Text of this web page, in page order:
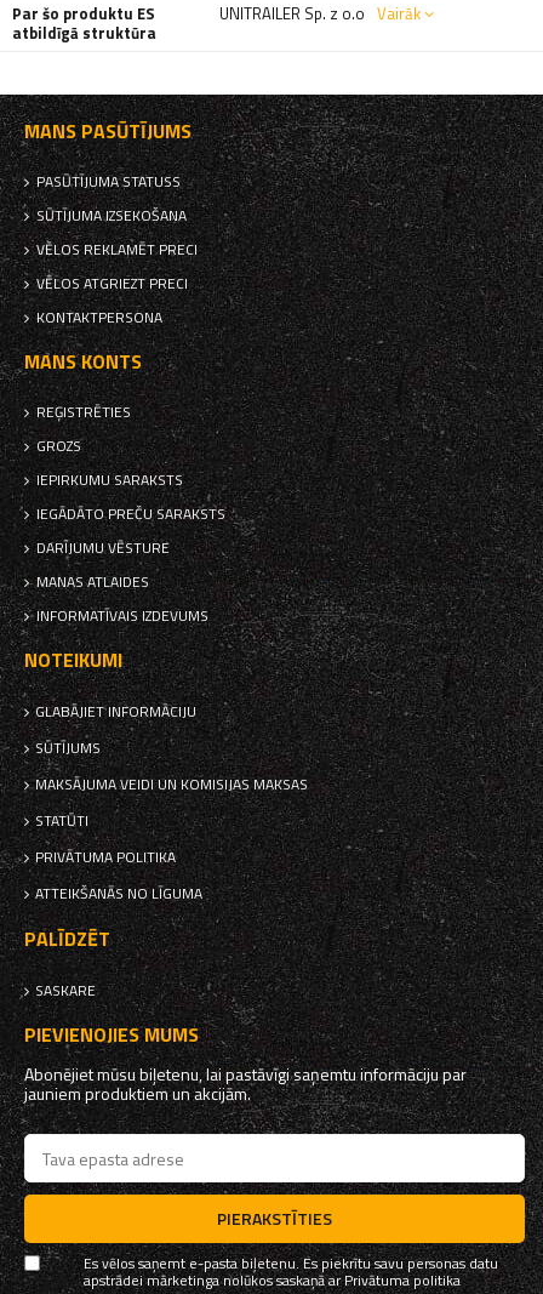
Par šo produktu ES
atbildīgā struktūra
UNITRAILER Sp. z o.o Vairāk
MANS PASŪTĪJUMS
PASŪTĪJUMA STATUSS
SŪTĪJUMA IZSEKOŠANA
VĒLOS REKLAMĒT PRECI
VĒLOS ATGRIEZT PRECI
KONTAKTPERSONA
MANS KONTS
REĢISTRĒTIES
GROZS
IEPIRKUMU SARAKSTS
IEGĀDĀTO PREČU SARAKSTS
DARĪJUMU VĒSTURE
MANAS ATLAIDES
INFORMATĪVAIS IZDEVUMS
NOTEIKUMI
GLABĀJIET INFORMĀCIJU
SŪTĪJUMS
MAKSĀJUMA VEIDI UN KOMISIJAS MAKSAS
STATŪTI
PRIVĀTUMA POLITIKA
ATTEIKŠANĀS NO LĪGUMA
PALĪDZĒT
SASKARE
PIEVIENOJIES MUMS
Abonējiet mūsu biļetenu, lai pastāvīgi saņemtu informāciju par
jauniem produktiem un akcijām.
PIERAKSTĪTIES
Es vēlos saņemt e-pasta biļetenu. Es piekrītu savu personas datu
apstrādei mārketinga nolūkos saskaņā arPrivātuma politika